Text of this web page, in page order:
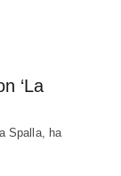
‘La
Spalla, ha